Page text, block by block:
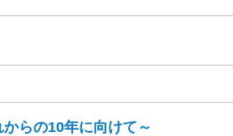
らの10年に向けて～